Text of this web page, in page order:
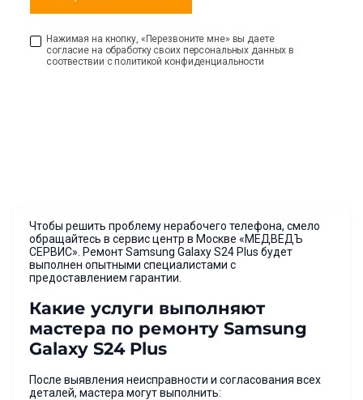
Нажимая на кнопку, «Перезвоните мне» вы даете
согласие на обработку своих персональных данных в
соотвествии с политикой конфиденциальности
Чтобы решить проблему нерабочего телефона, смело
обращайтесь в сервис центр в Москве «МЕДВЕДЪ
СЕРВИС». Ремонт Samsung Galaxy S24 Plus будет
выполнен опытными специалистами с
предоставлением гарантии.
Какие услуги выполняют
мастера по ремонту Samsung
Galaxy S24 Plus
После выявления неисправности и согласования всех
деталей, мастера могут выполнить: